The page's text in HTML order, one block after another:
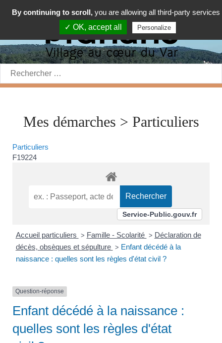
Rechercher:
Mes démarches > Particuliers
Particuliers
F19224
Service-Public.gouv.fr
Accueil particuliers > Famille - Scolarité > Déclaration de
décès, obsèques et sépulture > Enfant décédé à la
naissance : quelles sont les règles d'état civil ?
Question-réponse
Enfant décédé à la naissance :
quelles sont les règles d'état
By continuing to scroll, you are allowing all third-party services
✓ OK, accept all
Personalize